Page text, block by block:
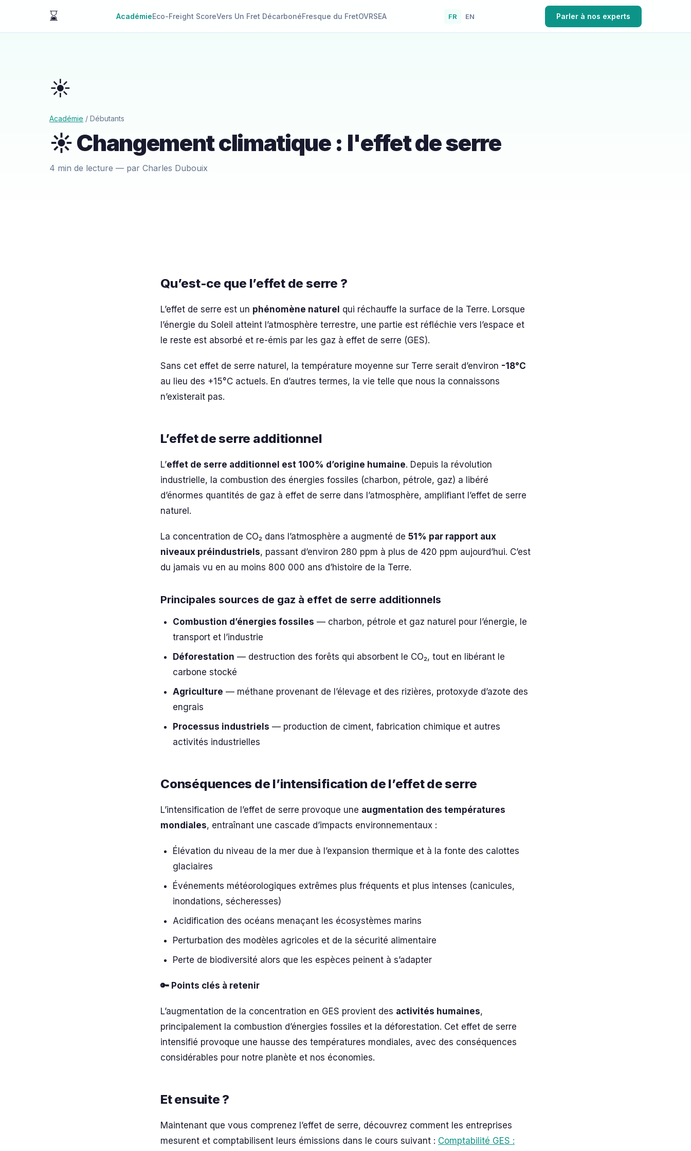
⌛ AcadémieEco-Freight ScoreVers Un Fret DécarbonéFresque du FretOVRSEA FR EN Parler à nos experts
☀️
Académie / Débutants
☀️ Changement climatique : l'effet de serre
4 min de lecture — par Charles Dubouix
Qu’est-ce que l’effet de serre ?
L’effet de serre est un phénomène naturel qui réchauffe la surface de la Terre. Lorsque
l’énergie du Soleil atteint l’atmosphère terrestre, une partie est réfléchie vers l’espace et
le reste est absorbé et re-émis par les gaz à effet de serre (GES).
Sans cet effet de serre naturel, la température moyenne sur Terre serait d’environ -18°C
au lieu des +15°C actuels. En d’autres termes, la vie telle que nous la connaissons
n’existerait pas.
L’effet de serre additionnel
L’effet de serre additionnel est 100% d’origine humaine. Depuis la révolution
industrielle, la combustion des énergies fossiles (charbon, pétrole, gaz) a libéré
d’énormes quantités de gaz à effet de serre dans l’atmosphère, amplifiant l’effet de serre
naturel.
La concentration de CO₂ dans l’atmosphère a augmenté de 51% par rapport aux
niveaux préindustriels, passant d’environ 280 ppm à plus de 420 ppm aujourd’hui. C’est
du jamais vu en au moins 800 000 ans d’histoire de la Terre.
Principales sources de gaz à effet de serre additionnels
Combustion d’énergies fossiles — charbon, pétrole et gaz naturel pour l’énergie, le
transport et l’industrie
Déforestation — destruction des forêts qui absorbent le CO₂, tout en libérant le
carbone stocké
Agriculture — méthane provenant de l’élevage et des rizières, protoxyde d’azote des
engrais
Processus industriels — production de ciment, fabrication chimique et autres
activités industrielles
Conséquences de l’intensification de l’effet de serre
L’intensification de l’effet de serre provoque une augmentation des températures
mondiales, entraînant une cascade d’impacts environnementaux :
Élévation du niveau de la mer due à l’expansion thermique et à la fonte des calottes
glaciaires
Événements météorologiques extrêmes plus fréquents et plus intenses (canicules,
inondations, sécheresses)
Acidification des océans menaçant les écosystèmes marins
Perturbation des modèles agricoles et de la sécurité alimentaire
Perte de biodiversité alors que les espèces peinent à s’adapter
🔑 Points clés à retenir
L’augmentation de la concentration en GES provient des activités humaines,
principalement la combustion d’énergies fossiles et la déforestation. Cet effet de serre
intensifié provoque une hausse des températures mondiales, avec des conséquences
considérables pour notre planète et nos économies.
Et ensuite ?
Maintenant que vous comprenez l’effet de serre, découvrez comment les entreprises
mesurent et comptabilisent leurs émissions dans le cours suivant : Comptabilité GES :